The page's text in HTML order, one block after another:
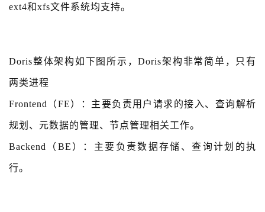
ext4和xfs文件系统均支持。
Doris整体架构如下图所示，Doris架构非常简单，只有
两类进程
Frontend（FE）：主要负责用户请求的接入、查询解析
规划、元数据的管理、节点管理相关工作。
Backend（BE）：主要负责数据存储、查询计划的执
行。